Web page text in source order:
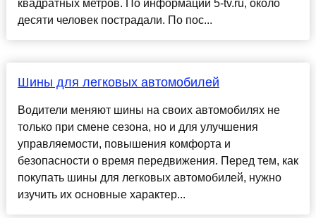
квадратных метров. По информации 5-tv.ru, около
десяти человек пострадали. По пос...
Шины для легковых автомобилей
Водители меняют шины на своих автомобилях не
только при смене сезона, но и для улучшения
управляемости, повышения комфорта и
безопасности о время передвижения. Перед тем, как
покупать шины для легковых автомобилей, нужно
изучить их основные характер...